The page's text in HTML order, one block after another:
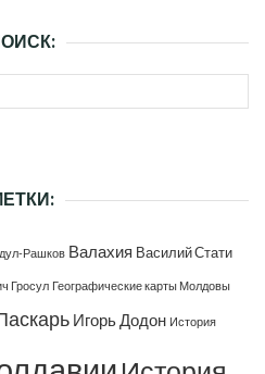
Рашков Валахия Василий Стати
Гросул Географические карты Молдовы
Игорь Додон История